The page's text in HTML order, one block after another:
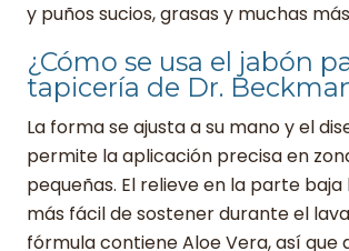
y puños sucios, grasas y muchas
¿Cómo se usa el jabón
tapicería de Dr.
La forma se ajusta a su mano y el
permite la aplicación precisa en
pequeñas. El relieve en la parte baja
más fácil de sostener durante el
fórmula contiene Aloe Vera, así que